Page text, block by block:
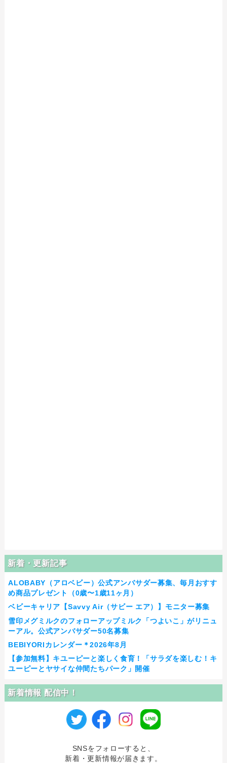
新着・更新記事
ALOBABY（アロベビー）公式アンバサダー募集、毎月おすす
め商品プレゼント（0歳〜1歳11ヶ月）
ベビーキャリア【Savvy Air（サビー エア）】モニター募集
雪印メグミルクのフォローアップミルク「つよいこ」がリニュ
ーアル。公式アンバサダー50名募集
BEBIYORIカレンダー＊2026年8月
【参加無料】キユーピーと楽しく食育！「サラダを楽しむ！キ
ユーピーとヤサイな仲間たちパーク」開催
新着情報 配信中！
SNSをフォローすると、
新着・更新情報が届きます。